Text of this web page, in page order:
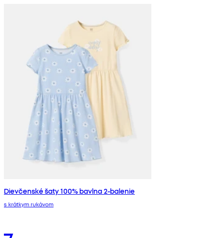
Dievčenské šaty 100% bavlna 2-balenie
s krátkym rukávom